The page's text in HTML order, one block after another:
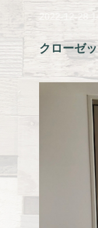
2022-12-28
クローゼ